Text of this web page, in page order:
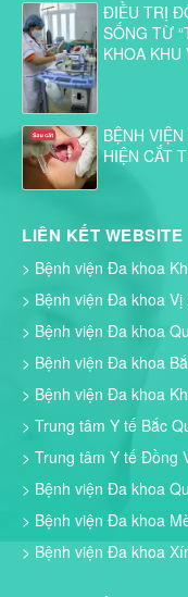
ĐIỀU TRỊ
SỐNG TỪ
KHOA
BỆNH
HIỆN CẮT
LIÊN KẾT WEBSITE
> Bệnh viện Đa khoa
> Bệnh viện Đa khoa Vị
> Bệnh viện Đa khoa
> Bệnh viện Đa khoa
> Bệnh viện Đa khoa
> Trung tâm Y tế Bắc
> Trung tâm Y tế Đồng
> Bệnh viện Đa khoa
> Bệnh viện Đa khoa
> Bệnh viện Đa khoa